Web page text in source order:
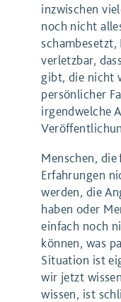
inzwischen
noch nicht
verletzbar,
gibt, die nicht
persönlicher
irgendwelche
Menschen,
Erfahrungen
werden, die
haben oder
einfach noch
können, was
Situation ist
wir jetzt
wissen, ist